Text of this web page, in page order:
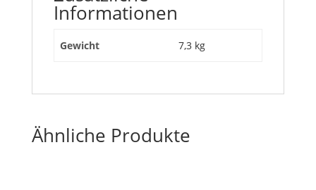
Informationen
Gewicht 7,3 kg
Ähnliche Produkte